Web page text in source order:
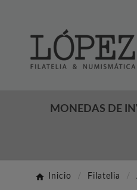
MONEDAS DE
Inicio Filatelia